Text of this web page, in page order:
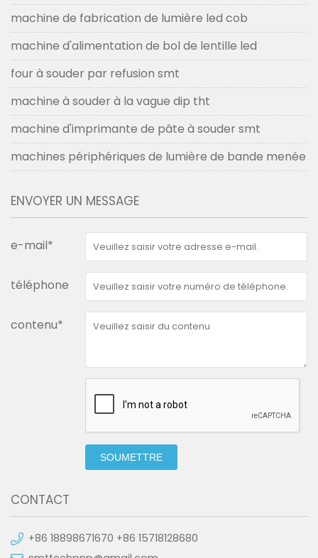
machine de fabrication de lumière led cob
machine d'alimentation de bol de lentille led
four à souder par refusion smt
machine à souder à la vague dip tht
machine d'imprimante de pâte à souder smt
machines périphériques de lumière de bande menée
ENVOYER UN MESSAGE
e-mail*
téléphone
contenu*
SOUMETTRE
CONTACT
+86 18898671670 +86 15718128680